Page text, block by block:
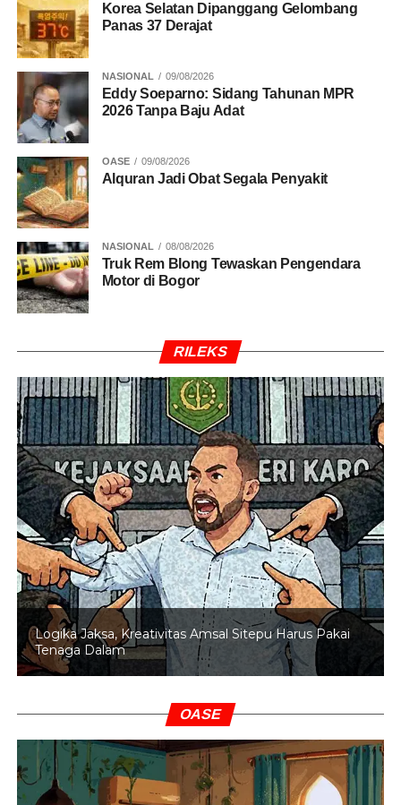
Korea Selatan Dipanggang Gelombang
Panas 37 Derajat
NASIONAL 09/08/2026
Eddy Soeparno: Sidang Tahunan MPR
2026 Tanpa Baju Adat
OASE 09/08/2026
Alquran Jadi Obat Segala Penyakit
NASIONAL 08/08/2026
Truk Rem Blong Tewaskan Pengendara
Motor di Bogor
RILEKS
Logika Jaksa, Kreativitas Amsal Sitepu Harus Pakai
Tenaga Dalam
OASE